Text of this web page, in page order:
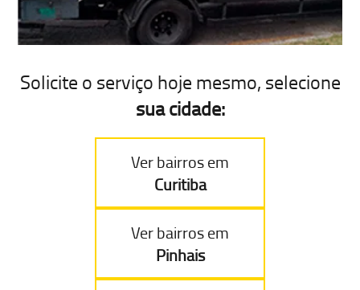
Solicite o serviço hoje mesmo, selecione
sua cidade:
Ver bairros em
Curitiba
Ver bairros em
Pinhais